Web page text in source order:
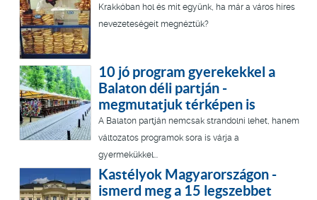
Krakkóban hol és mit együnk, ha már a város híres
nevezeteségeit megnéztük?
10 jó program gyerekekkel a
Balaton déli partján -
megmutatjuk térképen is
A Balaton partján nemcsak strandolni lehet, hanem
változatos programok sora is várja a
gyermekükkel...
Kastélyok Magyarországon -
ismerd meg a 15 legszebbet